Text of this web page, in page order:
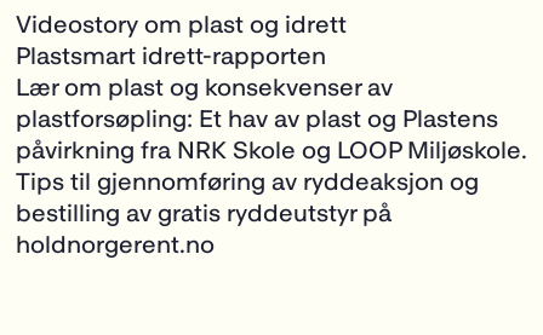
Videostory om plast og idrett
Plastsmart idrett-rapporten
Lær om plast og konsekvenser av
plastforsøpling: Et hav av plast og Plastens
påvirkning fra NRK Skole og LOOP Miljøskole.
Tips til gjennomføring av ryddeaksjon og
bestilling av gratis ryddeutstyr på
holdnorgerent.no